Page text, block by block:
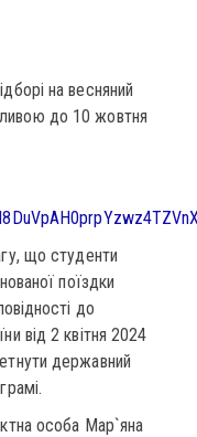
на весняний
до 10 жовтня
що студенти
поїздки
до
від 2 квітня 2024
державний
особа Мар`яна